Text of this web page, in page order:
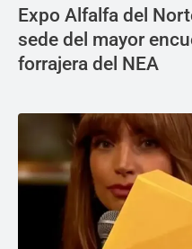
Expo Alfalfa del
sede del mayor
forrajera del NEA